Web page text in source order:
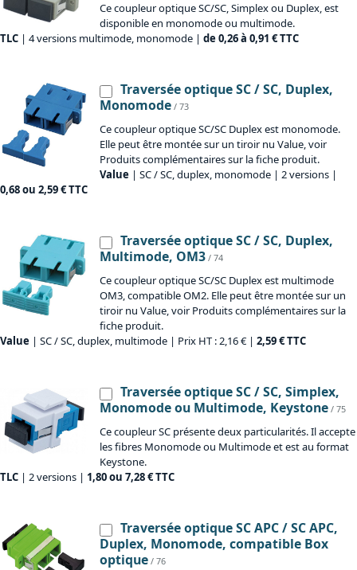
Ce coupleur optique SC/SC, Simplex ou Duplex, est
disponible en monomode ou multimode.
TLC | 4 versions multimode, monomode | de 0,26 à 0,91 € TTC
Traversée optique SC / SC, Duplex,
Monomode / 73
Ce coupleur optique SC/SC Duplex est monomode.
Elle peut être montée sur un tiroir nu Value, voir
Produits complémentaires sur la fiche produit.
Value | SC / SC, duplex, monomode | 2 versions |
0,68 ou 2,59 € TTC
Traversée optique SC / SC, Duplex,
Multimode, OM3 / 74
Ce coupleur optique SC/SC Duplex est multimode
OM3, compatible OM2. Elle peut être montée sur un
tiroir nu Value, voir Produits complémentaires sur la
fiche produit.
Value | SC / SC, duplex, multimode | Prix HT : 2,16 € | 2,59 € TTC
Traversée optique SC / SC, Simplex,
Monomode ou Multimode, Keystone / 75
Ce coupleur SC présente deux particularités. Il accepte
les fibres Monomode ou Multimode et est au format
Keystone.
TLC | 2 versions | 1,80 ou 7,28 € TTC
Traversée optique SC APC / SC APC,
Duplex, Monomode, compatible Box
optique / 76